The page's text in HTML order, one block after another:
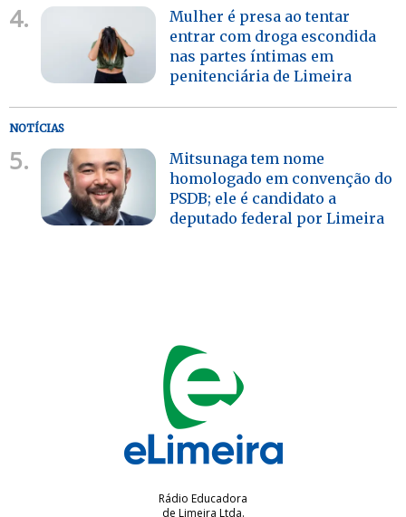
4.
Mulher é presa ao tentar
entrar com droga escondida
nas partes íntimas em
penitenciária de Limeira
NOTÍCIAS
5.
Mitsunaga tem nome
homologado em convenção do
PSDB; ele é candidato a
deputado federal por Limeira
Rádio Educadora
de Limeira Ltda.